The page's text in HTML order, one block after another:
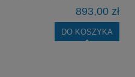
893,00 zł
DO KOSZYKA